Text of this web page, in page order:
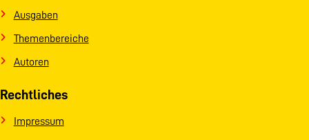
Ausgaben
Themenbereiche
Autoren
Rechtliches
Impressum